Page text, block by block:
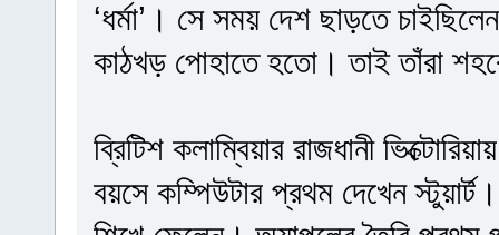
‘ধর্মা’। সে সময় দেশ ছাড়তে
কাঠখড় পোহাতে হতো। তাই তাঁরা
ব্রিটিশ কলাম্বিয়ার রাজধানী
বয়সে কম্পিউটার প্রথম দেখেন